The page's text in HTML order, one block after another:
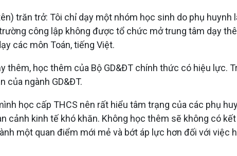
trăn trở: Tôi chỉ dạy một nhóm học sinh do phụ
công lập không được tổ chức mở trung tâm dạy
các môn Toán, tiếng Việt.
thêm, học thêm của Bộ GD&ĐT chính thức có hiệu lực.
của ngành GD&ĐT.
học cấp THCS nên rất hiểu tâm trạng của các phụ
cảnh kinh tế khó khăn. Không học thêm sẽ không có
một quan điểm mới mẻ và bớt áp lực hơn đối với việc